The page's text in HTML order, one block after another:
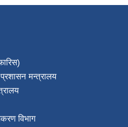
मन्त्रालय
विभाग